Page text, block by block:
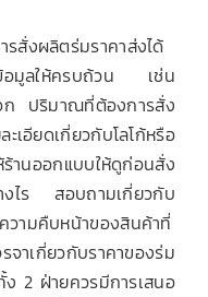
รสั่งผลิตร่มราคาส่งได้
อมูลให้ครบถ้วน เช่น
อก ปริมาณที่ต้องการสั่ง
ยดเกี่ยวกับโลโก้หรือ
นออกแบบให้ดูก่อนสั่ง
งไร สอบถามเกี่ยวกับ
วามคืบหน้าของสินค้าที่
าเกี่ยวกับราคาของร่ม
ง 2 ฝ่ายควรมีการเสนอ